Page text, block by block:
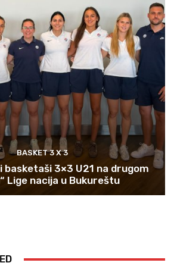
BASKET 3 X 3
basketaši 3×3 U21 na drugom
Lige nacija u Bukureštu